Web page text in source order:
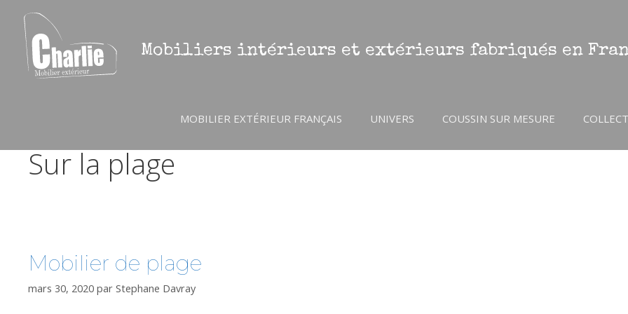
contenu
Mobiliers intérieurs et extérieurs fabriqués en
MOBILIER EXTÉRIEUR FRANÇAIS UNIVERS COUSSIN SUR MESURE
Sur la plage
Mobilier de plage
mars 30, 2020 par Stephane Davray